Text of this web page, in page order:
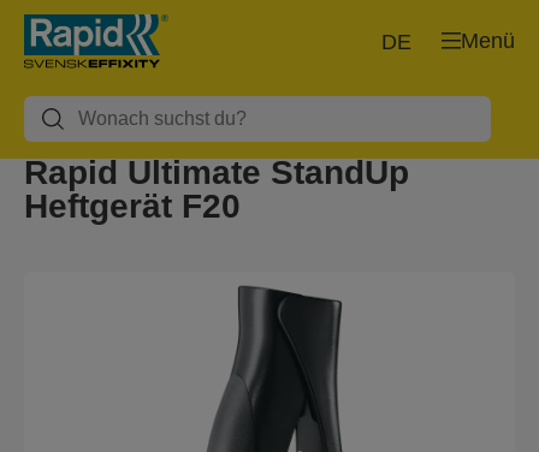
Menü
DE
Rapid Ultimate StandUp
Heftgerät F20